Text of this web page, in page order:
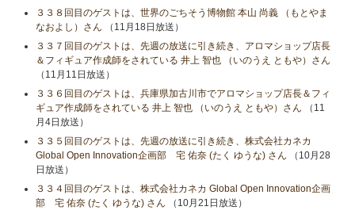
３３８回目のゲストは、世界のごちそう博物館 本山 尚義 （もとやま
なおよし）さん （11月18日放送）
３３７回目のゲストは、先週の放送に引き続き、アロマショップ店長
＆フィギュア作成師をされている 井上 智也 （いのうえ ともや）さん
（11月11日放送）
３３６回目のゲストは、兵庫県加古川市でアロマショップ店長＆フィ
ギュア作成師をされている 井上 智也 （いのうえ ともや）さん （11
月4日放送）
３３５回目のゲストは、先週の放送に引き続き、株式会社カネカ
Global Open Innovation企画部 宅 佑奈 (たく ゆうな) さん （10月28
日放送）
３３４回目のゲストは、株式会社カネカ Global Open Innovation企画
部 宅 佑奈 (たく ゆうな) さん （10月21日放送）